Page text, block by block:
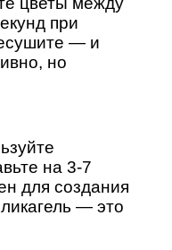
при
— и
но
на 3-7
для создания
— это